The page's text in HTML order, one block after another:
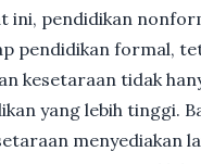
ini, pendidikan
pendidikan formal,
kesetaraan tidak
yang lebih tinggi.
menyediakan